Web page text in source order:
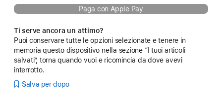
Paga con Apple Pay
Ti serve ancora un attimo?
Puoi conservare tutte le opzioni selezionate e tenere in
memoria questo dispositivo nella sezione “I tuoi articoli
salvati”, torna quando vuoi e ricomincia da dove avevi
interrotto.
Salva per dopo